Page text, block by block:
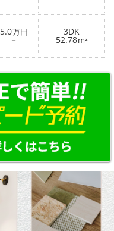
5.0万円
－
3DK
52.78m²